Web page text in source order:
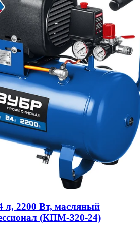
л, 2200 Вт, масляный
(КПМ-320-24)